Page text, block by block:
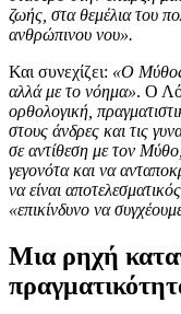
ζωής, στα θεμέλια του
ανθρώπινου νου».
Και συνεχίζει: «Ο Μύθος
αλλά με το νόημα». Ο
ορθολογική,
στους άνδρες και τις
σε αντίθεση με τον
γεγονότα και να
να είναι αποτελεσματικός
«επικίνδυνο να
Μια ρηχή